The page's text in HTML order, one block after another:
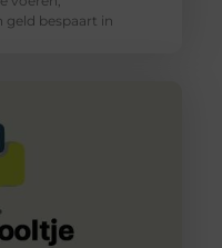
geld bespaart in